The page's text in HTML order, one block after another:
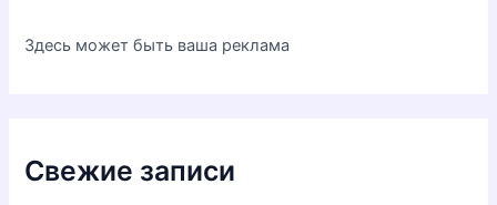
Здесь может быть ваша реклама
Свежие записи